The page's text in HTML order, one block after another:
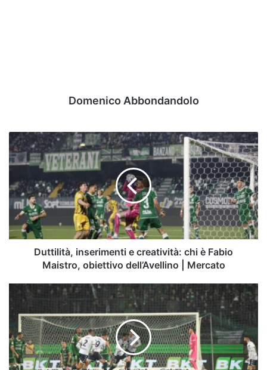
Domenico Abbondandolo
Duttilità,
inserimenti
e
creatività:
chi
è
Fabio
Maistro,
obiettivo
dell’AvellinoDuttilità, inserimenti e creatività: chi è Fabio
Maistro, obiettivo dell’Avellino | Mercato
Avellino,
possibile
ritorno
di
fiamma
per
un